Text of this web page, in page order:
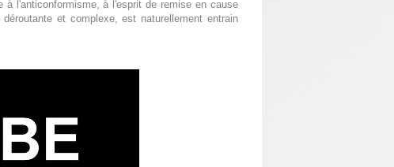
à l'anticonformisme, à l'esprit de remise en cause
et complexe, est naturellement entrain